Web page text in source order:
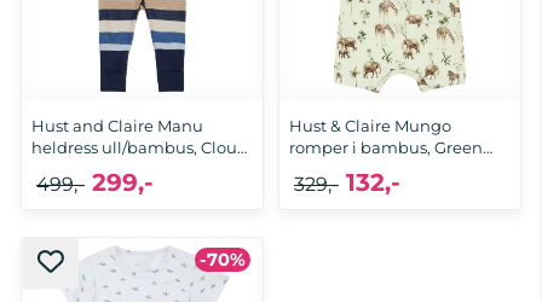
Hust and Claire Manu
heldress ull/bambus, Cloud
62, 68
299,-
499,-
Hust & Claire Mungo
romper i bambus, Green
132,-
329,-
-70%